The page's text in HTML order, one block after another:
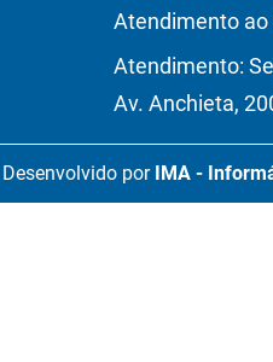
Atendimento ao
Atendimento:
Av. Anchieta,
Desenvolvido por IMA -